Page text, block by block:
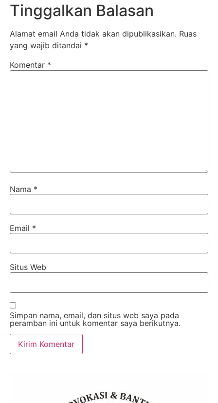
Tinggalkan Balasan
Alamat email Anda tidak akan dipublikasikan. Ruas
yang wajib ditandai *
Komentar *
Nama *
Email *
Situs Web
Simpan nama, email, dan situs web saya pada
peramban ini untuk komentar saya berikutnya.